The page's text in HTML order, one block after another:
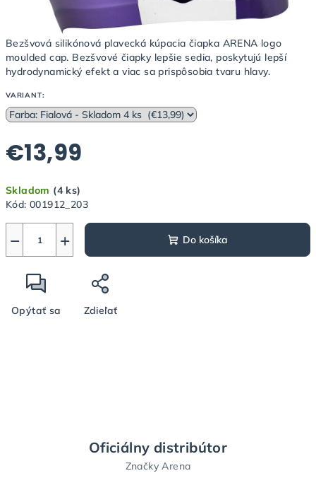
Bezšvová silikónová plavecká kúpacia čiapka ARENA logo
moulded cap. Bezšvové čiapky lepšie sedia, poskytujú lepší
hydrodynamický efekt a viac sa prispôsobia tvaru hlavy.
VARIANT:
€13,99
cena:
Skladom (4 ks)
Kód: 001912_203
+
− Do košíka
Opýtať sa Zdieľať
Oficiálny distribútor
Značky Arena